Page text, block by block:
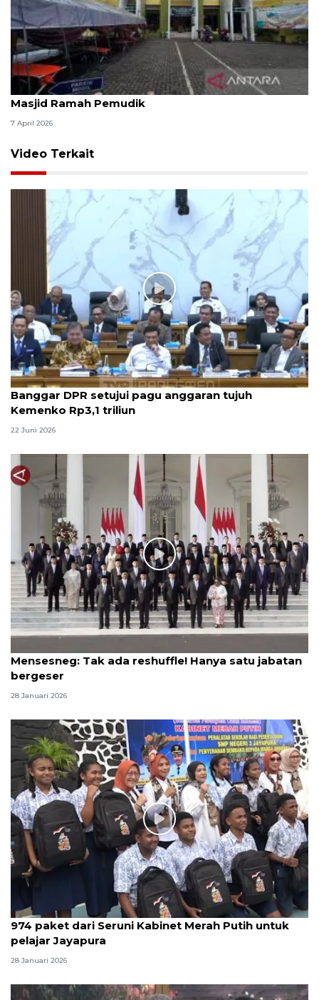
Kemenag: 3,5 juta orang manfaatkan layanan
Masjid Ramah Pemudik
7 April 2026
Video Terkait
Banggar DPR setujui pagu anggaran tujuh
Kemenko Rp3,1 triliun
22 Juni 2026
Mensesneg: Tak ada reshuffle! Hanya satu jabatan
bergeser
28 Januari 2026
974 paket dari Seruni Kabinet Merah Putih untuk
pelajar Jayapura
28 Januari 2026